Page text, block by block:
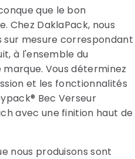
que le bon
Chez DaklaPack, nous
sur mesure correspondant
à l'ensemble du
Vous déterminez
et les fonctionnalités
Bec Verseur
avec une finition haut de
nous produisons sont